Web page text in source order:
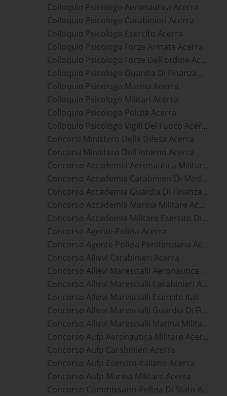
Colloquio Psicologo Aeronautica Acerra
Colloquio Psicologo Carabinieri Acerra
Colloquio Psicologo Esercito Acerra
Colloquio Psicologo Forze Armate Acerra
Colloquio Psicologo Forze Dell'ordine Acerra
Colloquio Psicologo Guardia Di Finanza Acerra
Colloquio Psicologo Marina Acerra
Colloquio Psicologo Militari Acerra
Colloquio Psicologo Polizia Acerra
Colloquio Psicologo Vigili Del Fuoco Acerra
Concorsi Ministero Della Difesa Acerra
Concorsi Ministero Dell'interno Acerra
Concorso Accademia Aeronautica Militare Acerra
Concorso Accademia Carabinieri Di Modena Acerra
Concorso Accademia Guardia Di Finanza Acerra
Concorso Accademia Marina Militare Acerra
Concorso Accademia Militare Esercito Di Modena Acerra
Concorso Agente Polizia Acerra
Concorso Agente Polizia Penitenziaria Acerra
Concorso Allievi Carabinieri Acerra
Concorso Allievi Marescialli Aeronautica Militare Acerra
Concorso Allievi Marescialli Carabinieri Acerra
Concorso Allievi Marescialli Esercito Italiano Acerra
Concorso Allievi Marescialli Guardia Di Finanza Acerra
Concorso Allievi Marescialli Marina Militare Acerra
Concorso Aufp Aeronautica Militare Acerra
Concorso Aufp Carabinieri Acerra
Concorso Aufp Esercito Italiano Acerra
Concorso Aufp Marina Militare Acerra
Concorso Commissario Polizia Di Stato Acerra